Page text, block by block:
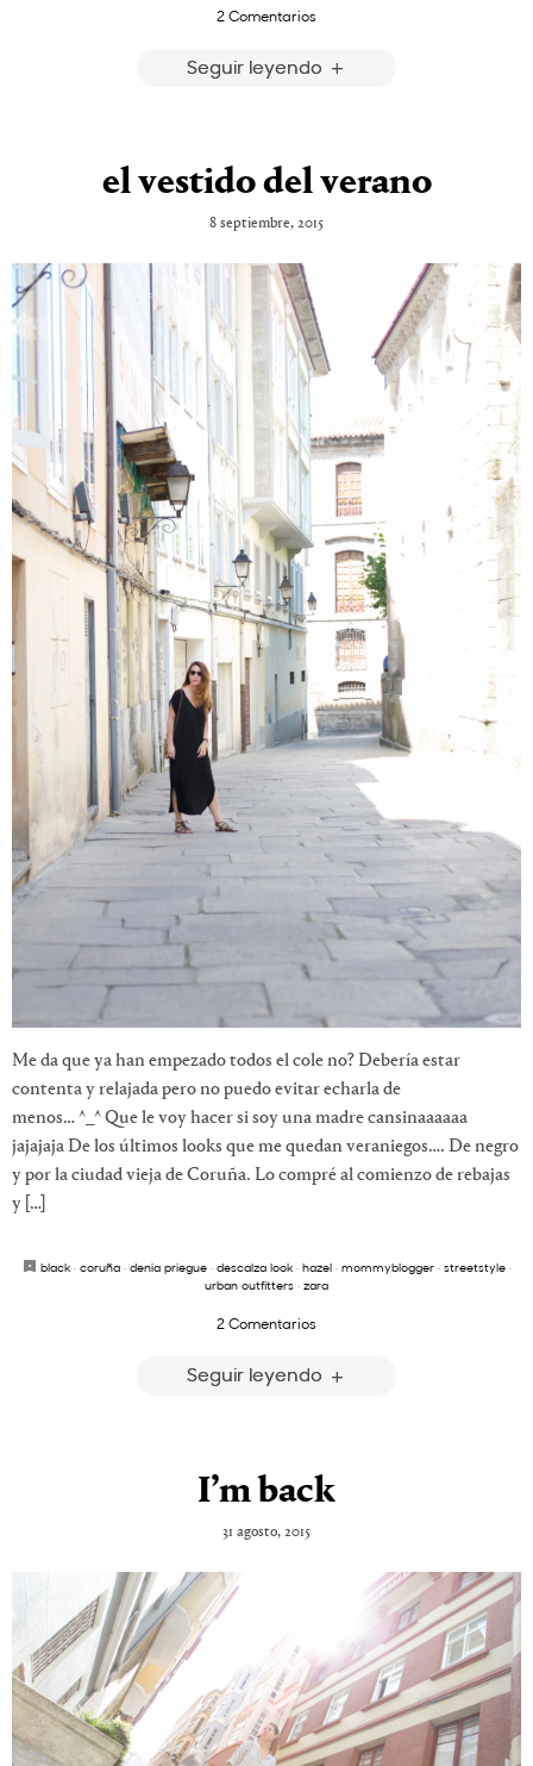
2 Comentarios
Seguir leyendo
el vestido del verano
8 septiembre, 2015
Me da que ya han empezado todos el cole no? Debería estar
contenta y relajada pero no puedo evitar echarla de
menos… ^_^ Que le voy hacer si soy una madre cansinaaaaaa
jajajaja De los últimos looks que me quedan veraniegos…. De negro
y por la ciudad vieja de Coruña. Lo compré al comienzo de rebajas
y […]
black· coruña· denia priegue· descalza look· hazel· mommyblogger· streetstyle·
urban outfitters · zara
2 Comentarios
Seguir leyendo
I’m back
31 agosto, 2015